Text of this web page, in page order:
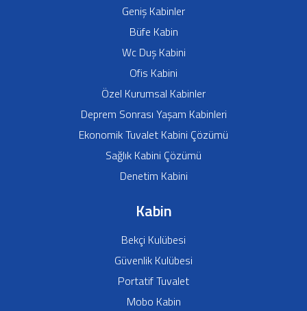
Geniş Kabinler
Büfe Kabin
Wc Duş Kabini
Ofis Kabini
Özel Kurumsal Kabinler
Deprem Sonrası Yaşam Kabinleri
Ekonomik Tuvalet Kabini Çözümü
Sağlık Kabini Çözümü
Denetim Kabini
Kabin
Bekçi Kulübesi
Güvenlik Kulübesi
Portatif Tuvalet
Mobo Kabin